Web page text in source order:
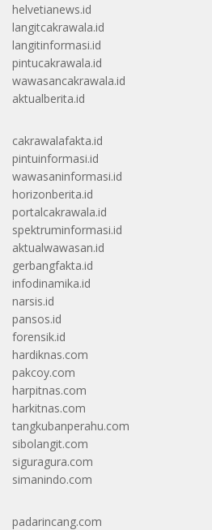
helvetianews.id
langitcakrawala.id
langitinformasi.id
pintucakrawala.id
wawasancakrawala.id
aktualberita.id
cakrawalafakta.id
pintuinformasi.id
wawasaninformasi.id
horizonberita.id
portalcakrawala.id
spektruminformasi.id
aktualwawasan.id
gerbangfakta.id
infodinamika.id
narsis.id
pansos.id
forensik.id
hardiknas.com
pakcoy.com
harpitnas.com
harkitnas.com
tangkubanperahu.com
sibolangit.com
siguragura.com
simanindo.com
padarincang.com